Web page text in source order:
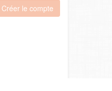
Créer le compte